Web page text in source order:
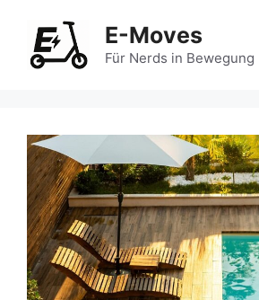
Inhalt
springen
E-Moves
Für Nerds in Bewegung